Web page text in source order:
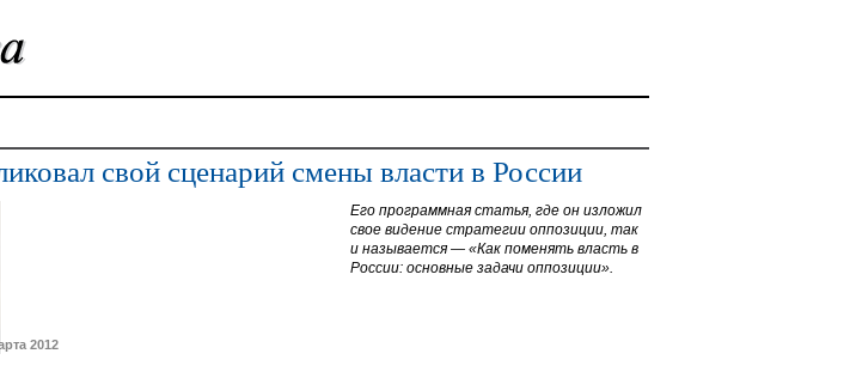
свой сценарий смены власти в России
Его программная статья, где он изложил
свое видение стратегии оппозиции, так
и называется — «Как поменять власть в
России: основные задачи оппозиции».
2012